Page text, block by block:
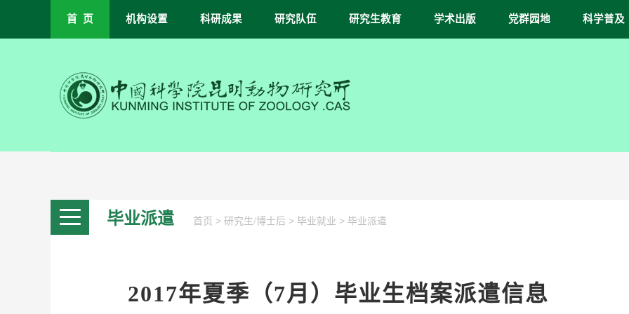
首 页 机构设置 科研成果 研究队伍 研究生教育 学术出版 党群园地 科学普及
毕业派遣 首页 > 研究生/博士后 > 毕业就业 > 毕业派遣
2017年夏季（7月）毕业生档案派遣信息